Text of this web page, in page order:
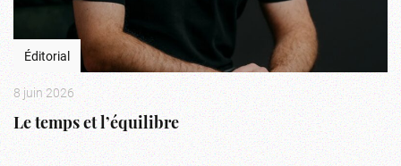
Éditorial
8 juin 2026
Le temps et l’équilibre